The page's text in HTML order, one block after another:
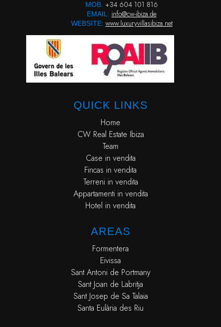
MOB. +34 604 101 816
EMAIL: info@cw-ibiza.de
WEBSITE: www.luxuryvillasibiza.net
QUICK LINKS
Home
CW Real Estate Ibiza
Team
Case in vendita
Fincas in vendita
Terreni in vendita
Appartamenti in vendita
Hotel in vendita
AREAS
Formentera
Eivissa
Sant Antoni de Portmany
Sant Joan de Labritja
Sant Josep de Sa Talaia
Santa Eulària des Riu